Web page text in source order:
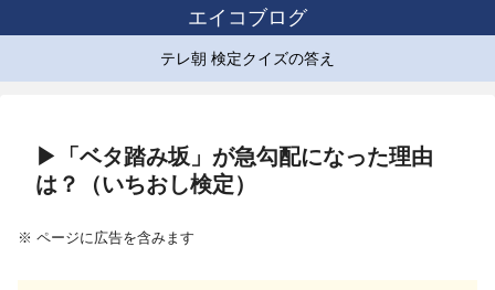
エイコブログ
テレ朝 検定クイズの答え
▶「ベタ踏み坂」が急勾配になった理由
は？（いちおし検定）
※ ページに広告を含みます